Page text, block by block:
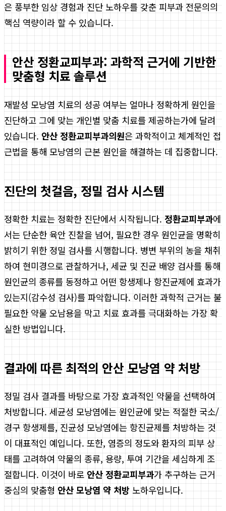
은 풍부한 임상 경험과 진단 노하우를 갖춘 피부과 전문의의
핵심 역량이라 할 수 있습니다.
안산 정환교피부과: 과학적 근거에 기반한
맞춤형 치료 솔루션
재발성 모낭염 치료의 성공 여부는 얼마나 정확하게 원인을
진단하고 그에 맞는 개인별 맞춤 치료를 제공하는가에 달려
있습니다. 안산 정환교피부과의원은 과학적이고 체계적인 접
근법을 통해 모낭염의 근본 원인을 해결하는 데 집중합니다.
진단의 첫걸음, 정밀 검사 시스템
정확한 치료는 정확한 진단에서 시작됩니다. 정환교피부과에
서는 단순한 육안 진찰을 넘어, 필요한 경우 원인균을 명확히
밝히기 위한 정밀 검사를 시행합니다. 병변 부위의 농을 채취
하여 현미경으로 관찰하거나, 세균 및 진균 배양 검사를 통해
원인균의 종류를 동정하고 어떤 항생제나 항진균제에 효과가
있는지(감수성 검사)를 파악합니다. 이러한 과학적 근거는 불
필요한 약물 오남용을 막고 치료 효과를 극대화하는 가장 확
실한 방법입니다.
결과에 따른 최적의 안산 모낭염 약 처방
정밀 검사 결과를 바탕으로 가장 효과적인 약물을 선택하여
처방합니다. 세균성 모낭염에는 원인균에 맞는 적절한 국소/
경구 항생제를, 진균성 모낭염에는 항진균제를 처방하는 것
이 대표적인 예입니다. 또한, 염증의 정도와 환자의 피부 상
태를 고려하여 약물의 종류, 용량, 투여 기간을 세심하게 조
절합니다. 이것이 바로 안산 정환교피부과가 추구하는 근거
중심의 맞춤형 안산 모낭염 약 처방 노하우입니다.